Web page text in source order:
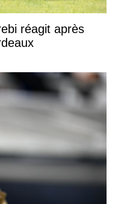
réagit après